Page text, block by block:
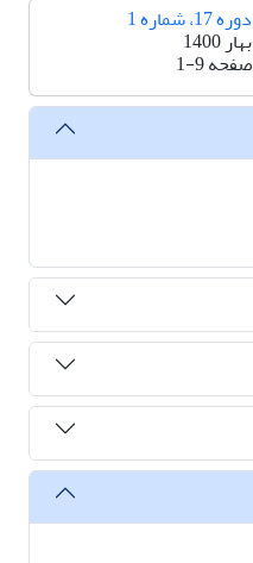
دوره 17، شماره 1
بهار 1400
صفحه1-9